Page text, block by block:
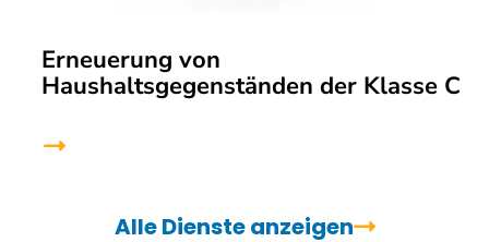
Erneuerung von
Haushaltsgegenständen der Klasse C
Alle Dienste anzeigen